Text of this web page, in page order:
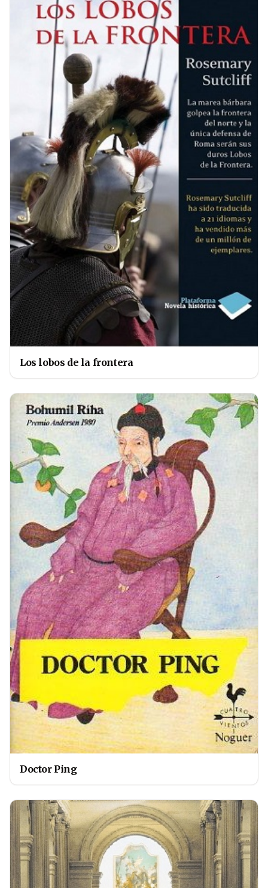
Los lobos de la frontera
Doctor Ping